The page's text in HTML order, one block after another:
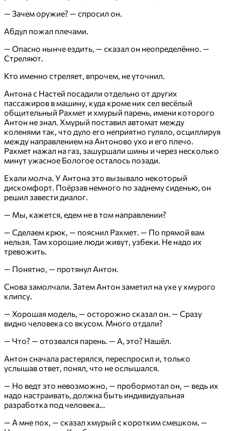
— Зачем оружие? — спросил он.
Абдул пожал плечами.
— Опасно нынче ездить, — сказал он неопределённо. —
Стреляют.
Кто именно стреляет, впрочем, не уточнил.
Антона с Настей посадили отдельно от других
пассажиров в машину, куда кроме них сел весёлый
общительный Рахмет и хмурый парень, имени которого
Антон не знал. Хмурый поставил автомат между
коленями так, что дуло его неприятно гуляло, осциллируя
между направлением на Антоново ухо и его плечо.
Рахмет нажал на газ, зашуршали шины и через несколько
минут ужасное Бологое осталось позади.
Ехали молча. У Антона это вызывало некоторый
дискомфорт. Поёрзав немного по заднему сиденью, он
решил завести диалог.
— Мы, кажется, едем не в том направлении?
— Сделаем крюк, — пояснил Рахмет. — По прямой вам
нельзя. Там хорошие люди живут, узбеки. Не надо их
тревожить.
— Понятно, — протянул Антон.
Снова замолчали. Затем Антон заметил на ухе у хмурого
клипсу.
— Хорошая модель, — осторожно сказал он. — Сразу
видно человека со вкусом. Много отдали?
— Что? — отозвался парень. — А, это? Нашёл.
Антон сначала растерялся, переспросил и, только
услышав ответ, понял, что не ослышался.
— Но ведт это невозможно, — пробормотал он, — ведь их
надо настраивать, должна быть индивидуальная
разработка под человека…
— А мне пох, — сказал хмурый с коротким смешком. —